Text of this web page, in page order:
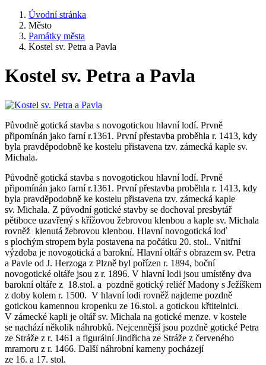
Úvodní stránka
Město
Památky města
Kostel sv. Petra a Pavla
Kostel sv. Petra a Pavla
Původně gotická stavba s novogotickou hlavní lodí. Prvně
připomínán jako farní r.1361. První přestavba proběhla r. 1413, kdy
byla pravděpodobně ke kostelu přistavena tzv. zámecká kaple sv.
Michala.
Původně gotická stavba s novogotickou hlavní lodí. Prvně
připomínán jako farní r.1361. První přestavba proběhla r. 1413, kdy
byla pravděpodobně ke kostelu přistavena tzv. zámecká kaple
sv. Michala. Z původní gotické stavby se dochoval presbytář
pětiboce uzavřený s křížovou žebrovou klenbou a kaple sv. Michala
rovněž klenutá žebrovou klenbou. Hlavní novogotická loď
s plochým stropem byla postavena na počátku 20. stol.. Vnitřní
výzdoba je novogotická a barokní. Hlavní oltář s obrazem sv. Petra
a Pavle od J. Herzoga z Plzně byl pořízen r. 1894, boční
novogotické oltáře jsou z r. 1896. V hlavní lodi jsou umístěny dva
barokní oltáře z 18.stol. a pozdně gotický reliéf Madony s Ježíškem
z doby kolem r. 1500. V hlavní lodi rovněž najdeme pozdně
gotickou kamennou kropenku ze 16.stol. a gotickou křtitelnici.
V zámecké kapli je oltář sv. Michala na gotické menze. v kostele
se nachází několik náhrobků. Nejcennější jsou pozdně gotické Petra
ze Stráže z r. 1461 a figurální Jindřicha ze Stráže z červeného
mramoru z r. 1466. Další náhrobní kameny pocházejí
ze 16. a 17. stol.